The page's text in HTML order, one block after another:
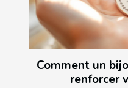
Comment un
renforcer